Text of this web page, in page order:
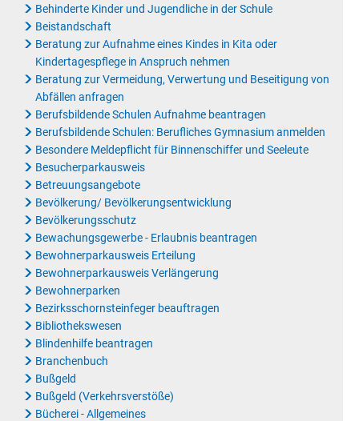
Behinderte Kinder und Jugendliche in der Schule
Beistandschaft
Beratung zur Aufnahme eines Kindes in Kita oder
Kindertagespflege in Anspruch nehmen
Beratung zur Vermeidung, Verwertung und Beseitigung von
Abfällen anfragen
Berufsbildende Schulen Aufnahme beantragen
Berufsbildende Schulen: Berufliches Gymnasium anmelden
Besondere Meldepflicht für Binnenschiffer und Seeleute
Besucherparkausweis
Betreuungsangebote
Bevölkerung/ Bevölkerungsentwicklung
Bevölkerungsschutz
Bewachungsgewerbe - Erlaubnis beantragen
Bewohnerparkausweis Erteilung
Bewohnerparkausweis Verlängerung
Bewohnerparken
Bezirksschornsteinfeger beauftragen
Bibliothekswesen
Blindenhilfe beantragen
Branchenbuch
Bußgeld
Bußgeld (Verkehrsverstöße)
Bücherei - Allgemeines